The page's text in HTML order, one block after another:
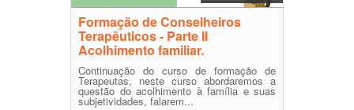
Formação de Conselheiros
Terapêuticos - Parte II
Acolhimento familiar.
Continuação do curso de formação de
Terapeutas, neste curso abordaremos a
questão do acolhimento à família e suas
subjetividades, falarem...